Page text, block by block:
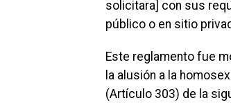
solicitara] con sus
público o en sitio
Este reglamento fue
la alusión a la
(Artículo 303) de la